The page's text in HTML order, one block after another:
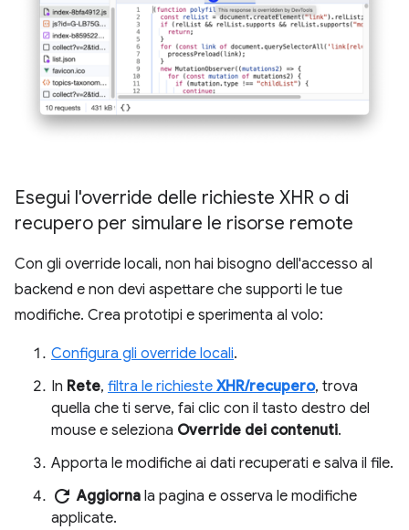
Esegui l'override delle richieste XHR o di
recupero per simulare le risorse remote
Con gli override locali, non hai bisogno dell'accesso al
backend e non devi aspettare che supporti le tue
modifiche. Crea prototipi e sperimenta al volo:
Configura gli override locali.
In Rete, filtra le richieste XHR/recupero, trova
quella che ti serve, fai clic con il tasto destro del
mouse e seleziona Override dei contenuti.
Apporta le modifiche ai dati recuperati e salva il file.
refresh Aggiorna la pagina e osserva le modifiche
applicate.